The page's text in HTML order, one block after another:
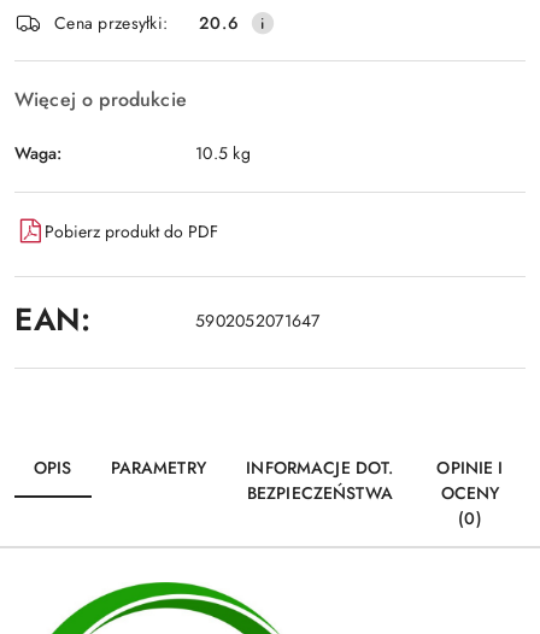
Cena przesyłki:
20.6
Więcej o produkcie
Waga: 10.5 kg
Pobierz produkt do PDF
EAN: 5902052071647
OPIS PARAMETRY
INFORMACJE DOT.
BEZPIECZEŃSTWA
OPINIE I
OCENY
(0)